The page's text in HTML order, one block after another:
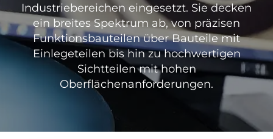
Industriebereichen eingesetzt. Sie decken
ein breites Spektrum ab, von präzisen
Funktionsbauteilen über Bauteile mit
Einlegeteilen bis hin zu hochwertigen
Sichtteilen mit hohen
Oberflächenanforderungen.